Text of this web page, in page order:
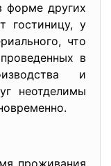
форме других
гостиницу, у
что
в
и
неотделимы
проживания